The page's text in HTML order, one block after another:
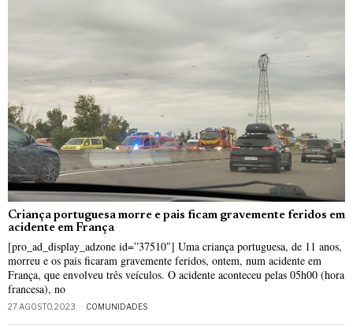
Criança portuguesa morre e pais ficam gravemente feridos em
acidente em França
[pro_ad_display_adzone id=”37510″] Uma criança portuguesa, de 11 anos,
morreu e os pais ficaram gravemente feridos, ontem, num acidente em
França, que envolveu três veículos. O acidente aconteceu pelas 05h00 (hora
francesa), no
27 AGOSTO, 2023 COMUNIDADES